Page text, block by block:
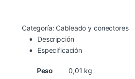
Categoría: Cableado y conectores
Descripción
Especificación
Peso
0,01 kg